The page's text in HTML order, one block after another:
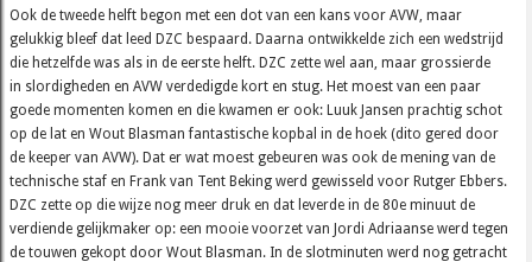
Ook de tweede helft begon met een dot van een kans voor AVW, maar
gelukkig bleef dat leed DZC bespaard. Daarna ontwikkelde zich een wedstrijd
die hetzelfde was als in de eerste helft. DZC zette wel aan, maar grossierde
in slordigheden en AVW verdedigde kort en stug. Het moest van een paar
goede momenten komen en die kwamen er ook: Luuk Jansen prachtig schot
op de lat en Wout Blasman fantastische kopbal in de hoek (dito gered door
de keeper van AVW). Dat er wat moest gebeuren was ook de mening van de
technische staf en Frank van Tent Beking werd gewisseld voor Rutger Ebbers.
DZC zette op die wijze nog meer druk en dat leverde in de 80e minuut de
verdiende gelijkmaker op: een mooie voorzet van Jordi Adriaanse werd tegen
de touwen gekopt door Wout Blasman. In de slotminuten werd nog getracht